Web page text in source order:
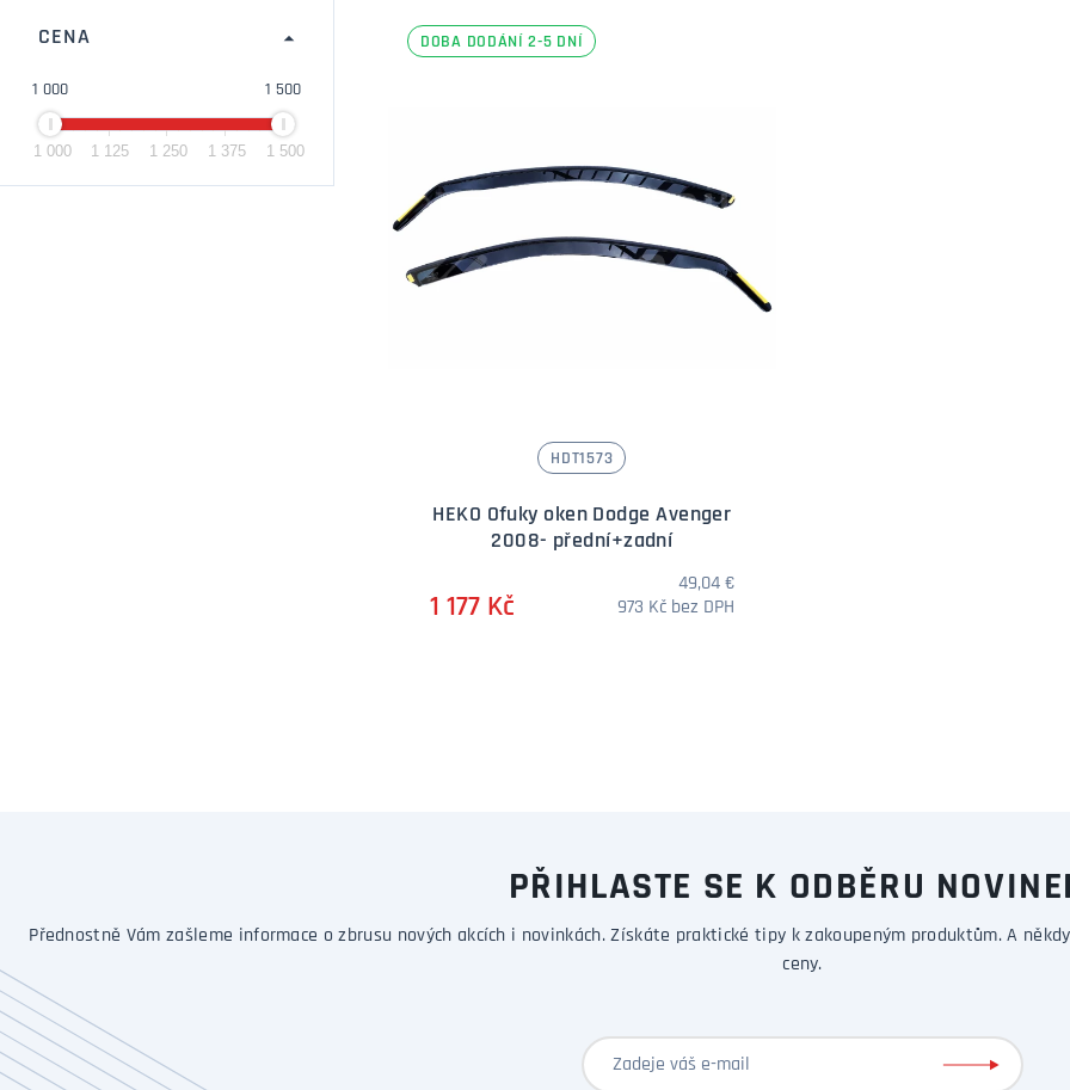
CENA
1 000 1 500
1 000 1 125 1 250 1 375 1 500
DOBA DODÁNÍ 2-5 DNÍ
HDT1573
HEKO Ofuky oken Dodge Avenger
2008- přední+zadní
1 177 Kč
49,04 €
973 Kč bez DPH
PŘIHLASTE SE K ODBĚRU
Přednostně Vám zašleme informace o zbrusu nových akcích i novinkách. Získáte praktické tipy k zakoupeným produktům. A
ceny.